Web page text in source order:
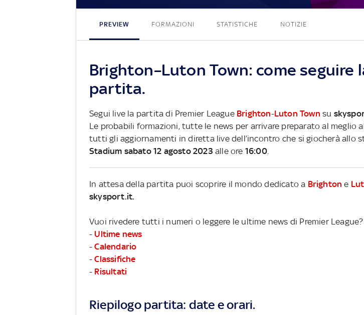
PREVIEW FORMAZIONI STATISTICHE NOTIZIE
Brighton–Luton Town: come seguire
partita.
Segui live la partita di Premier League Brighton-Luton Town su
Le probabili formazioni, tutte le news per arrivare preparato al meglio
tutti gli aggiornamenti in diretta live dell’incontro che si giocherà allo
Stadium sabato 12 agosto 2023 alle ore 16:00.
In attesa della partita puoi scoprire il mondo dedicato a Brighton e
skysport.it.
Vuoi rivedere tutti i numeri o leggere le ultime news di Premier League?
- Ultime news
-Calendario
-Classifiche
- Risultati
Riepilogo partita: date e orari.